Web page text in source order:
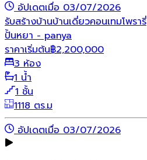
อัปเดตเมื่อ 03/07/2026
รับสร้างบ้านบ้านเดี่ยวคอนเทมโพรารี่
ปั้นหยา - panya
ราคาเริ่มต้น฿2,200,000
3 ห้อง
1 น้ำ
1 ชั้น
1118 ตร.ม
อัปเดตเมื่อ 03/07/2026